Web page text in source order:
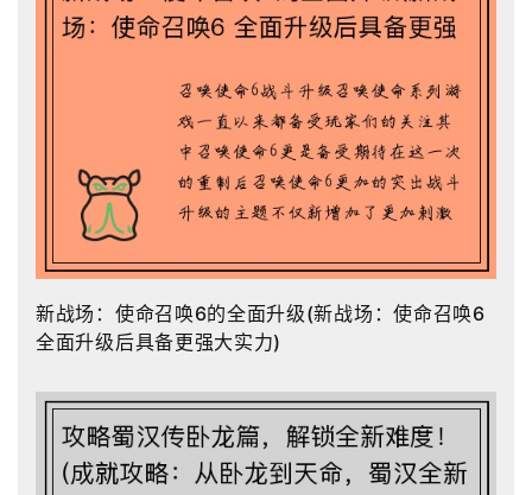
新战场：使命召唤6的全面升级(新战场：使命召唤6
全面升级后具备更强大实力)